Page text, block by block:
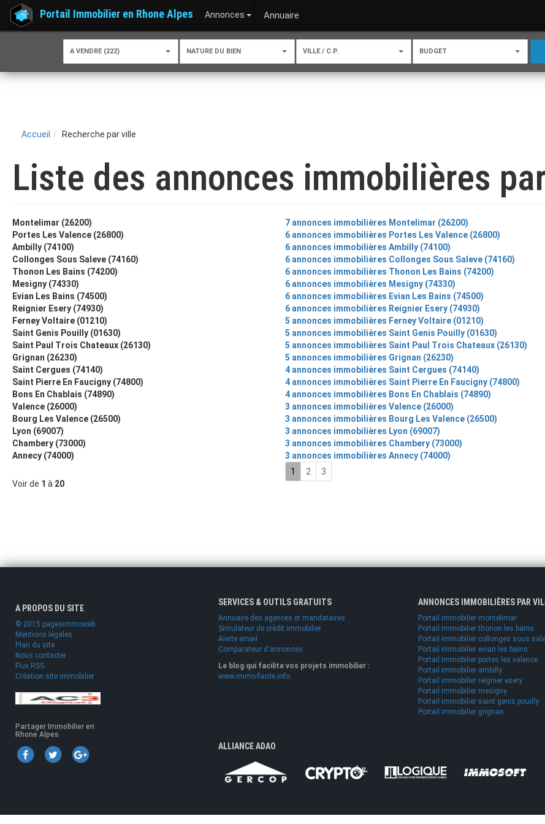
Portail Immobilier en Rhone Alpes Annonces Annuaire
A VENDRE (222) NATURE DU BIEN VILLE / C.P. BUDGET
Accueil Recherche par ville
Liste des annonces immobilières
Montelimar (26200)
7 annonces immobilières Montelimar (26200)
Portes Les Valence (26800)
6 annonces immobilières Portes Les Valence (26800)
Ambilly (74100)
6 annonces immobilières Ambilly (74100)
Collonges Sous Saleve (74160)
6 annonces immobilières Collonges Sous Saleve (74160)
Thonon Les Bains (74200)
6 annonces immobilières Thonon Les Bains (74200)
Mesigny (74330)
6 annonces immobilières Mesigny (74330)
Evian Les Bains (74500)
6 annonces immobilières Evian Les Bains (74500)
Reignier Esery (74930)
6 annonces immobilières Reignier Esery (74930)
Ferney Voltaire (01210)
5 annonces immobilières Ferney Voltaire (01210)
Saint Genis Pouilly (01630)
5 annonces immobilières Saint Genis Pouilly (01630)
Saint Paul Trois Chateaux (26130)
5 annonces immobilières Saint Paul Trois Chateaux (26130)
Grignan (26230)
5 annonces immobilières Grignan (26230)
Saint Cergues (74140)
4 annonces immobilières Saint Cergues (74140)
Saint Pierre En Faucigny (74800)
4 annonces immobilières Saint Pierre En Faucigny (74800)
Bons En Chablais (74890)
4 annonces immobilières Bons En Chablais (74890)
Valence (26000)
3 annonces immobilières Valence (26000)
Bourg Les Valence (26500)
3 annonces immobilières Bourg Les Valence (26500)
Lyon (69007)
3 annonces immobilières Lyon (69007)
Chambery (73000)
3 annonces immobilières Chambery (73000)
Annecy (74000)
3 annonces immobilières Annecy (74000)
Voir de 1 à 20
1 2 3
A PROPOS DU SITE
© 2015 pagesimmoweb
Mentions légales
Plan du site
Nous contacter
Flux RSS
Création site immobilier
Partager Immobilier en
Rhone Alpes
SERVICES & OUTILS GRATUITS
Annuaire des agences et mandataires
Simulateur de crédit immobilier
Alerte email
Comparateur d'annonces
Le blog qui facilite vos projets immobilier :
www.immo-facile.info
ANNONCES IMMOBILIÈRES PAR
Portail immobilier montelimar
Portail immobilier thonon les bains
Portail immobilier collonges sous
Portail immobilier evian les bains
Portail immobilier portes les valence
Portail immobilier ambilly
Portail immobilier reignier esery
Portail immobilier mesigny
Portail immobilier saint genis pouilly
Portail immobilier grignan
ALLIANCE ADAO